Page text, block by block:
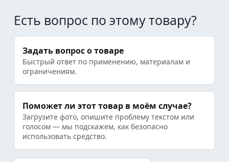
Есть вопрос по этому товару?
Задать вопрос о товаре
Быстрый ответ по применению, материалам и
ограничениям.
Поможет ли этот товар в моём случае?
Загрузите фото, опишите проблему текстом или
голосом — мы подскажем, как безопасно
использовать средство.